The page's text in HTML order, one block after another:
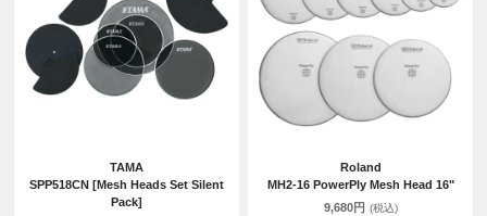
TAMA
SPP518CN [Mesh Heads Set Silent
Pack]
Roland
MH2-16 PowerPly Mesh Head 16"
9,680円 (税込)